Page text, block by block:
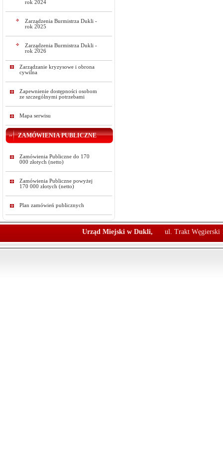
rok 2024
Zarządzenia Burmistrza Dukli -
rok 2025
Zarządzenia Burmistrza Dukli -
rok 2026
Zarządzanie kryzysowe i obrona
cywilna
Zapewnienie dostępności osobom
ze szczególnymi potrzebami
Mapa serwisu
ZAMÓWIENIA PUBLICZNE
Zamówienia Publiczne do 170
000 złotych (netto)
Zamówienia Publiczne powyżej
170 000 złotych (netto)
Plan zamówień publicznych
Urząd Miejski w Dukli, ul. Trakt Węgierski